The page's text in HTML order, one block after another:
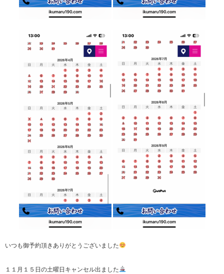
いつも御予約頂きありがとうございました
１１月１５日の土曜日キャンセル出ました